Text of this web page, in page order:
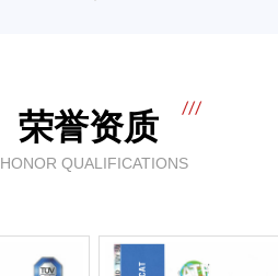
荣誉资质
HONOR QUALIFICATIONS